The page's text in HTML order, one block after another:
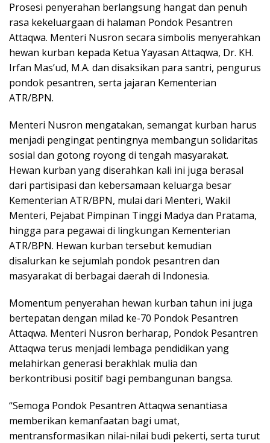
Prosesi penyerahan berlangsung hangat dan penuh
rasa kekeluargaan di halaman Pondok Pesantren
Attaqwa. Menteri Nusron secara simbolis menyerahkan
hewan kurban kepada Ketua Yayasan Attaqwa, Dr. KH.
Irfan Mas’ud, M.A. dan disaksikan para santri, pengurus
pondok pesantren, serta jajaran Kementerian
ATR/BPN.
Menteri Nusron mengatakan, semangat kurban harus
menjadi pengingat pentingnya membangun solidaritas
sosial dan gotong royong di tengah masyarakat.
Hewan kurban yang diserahkan kali ini juga berasal
dari partisipasi dan kebersamaan keluarga besar
Kementerian ATR/BPN, mulai dari Menteri, Wakil
Menteri, Pejabat Pimpinan Tinggi Madya dan Pratama,
hingga para pegawai di lingkungan Kementerian
ATR/BPN. Hewan kurban tersebut kemudian
disalurkan ke sejumlah pondok pesantren dan
masyarakat di berbagai daerah di Indonesia.
Momentum penyerahan hewan kurban tahun ini juga
bertepatan dengan milad ke-70 Pondok Pesantren
Attaqwa. Menteri Nusron berharap, Pondok Pesantren
Attaqwa terus menjadi lembaga pendidikan yang
melahirkan generasi berakhlak mulia dan
berkontribusi positif bagi pembangunan bangsa.
“Semoga Pondok Pesantren Attaqwa senantiasa
memberikan kemanfaatan bagi umat,
mentransformasikan nilai-nilai budi pekerti, serta turut